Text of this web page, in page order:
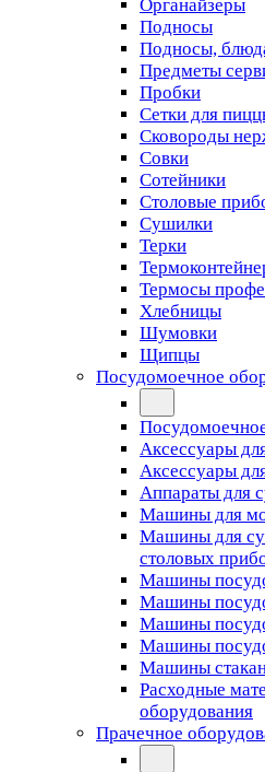
Органайзеры
Подносы
Подносы,
Предметы
Пробки
Сетки для
Сковороды
Совки
Сотейники
Столовые
Сушилки
Терки
Термосы
Хлебницы
Шумовки
Щипцы
Посудомоечное
Аксессуары
Аксессуары
Аппараты для
Машины для
Машины для
столовых
Машины
Машины
Машины
Машины
Машины
Расходные
оборудования
Прачечное